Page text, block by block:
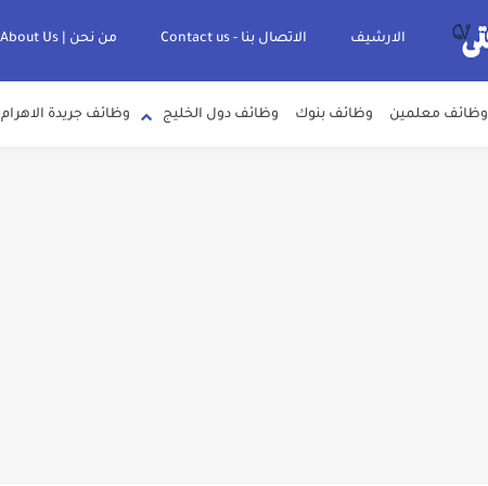
الارشيف الاتصال بنا - Contact us من نحن | About Us
وظائف معلمين وظائف بنوك وظائف دول الخليج وظائف جريدة الاهرام